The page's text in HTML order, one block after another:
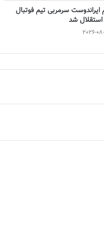
ایراندوست سرمربی تیم فوتبال
استقلال شد
2026-